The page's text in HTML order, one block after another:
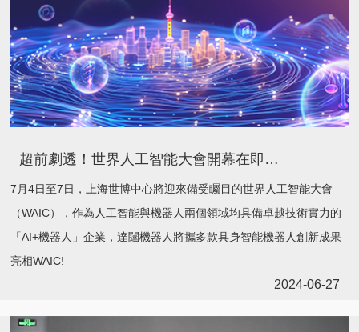
超前劇透！世界人工智能大會開幕在即，達闥四大亮點搶先看
7月4日至7日，上海世博中心將迎來備受矚目的世界人工智能大會
（WAIC），作為人工智能與機器人兩個領域均具備卓越技術實力的
「AI+機器人」企業，達闥機器人將攜多款具身智能機器人創新成果
亮相WAIC!
2024-06-27